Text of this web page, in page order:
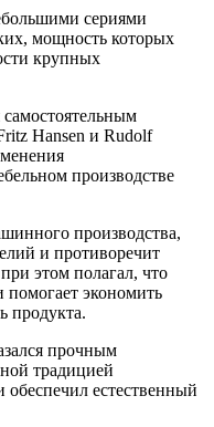
сериями
мощность которых
крупных
Hansen и Rudolf
производстве
производства,
и противоречит
этом полагал, что
экономить
продукта.
прочным
традицией
естественный